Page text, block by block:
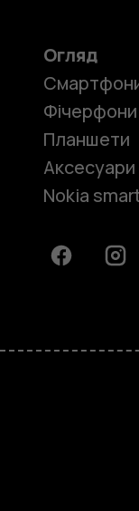
Огляд
Фічерфони
Планшети
Аксесуари
Nokia
Facebook